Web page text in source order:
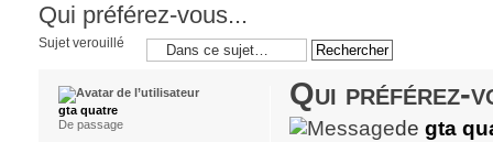
Qui préférez-vous...
Sujet verouillé
Qui préférez-
de gta
gta quatre
De passage